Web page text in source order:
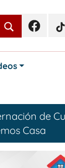
Facebook
de
Casa